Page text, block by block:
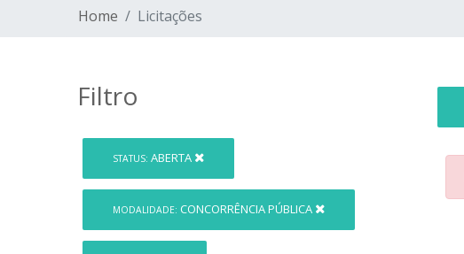
Home Licitações
Filtro
STATUS: ABERTA
MODALIDADE: CONCORRÊNCIA PÚBLICA